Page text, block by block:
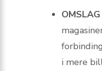
OMSLAG
i mere